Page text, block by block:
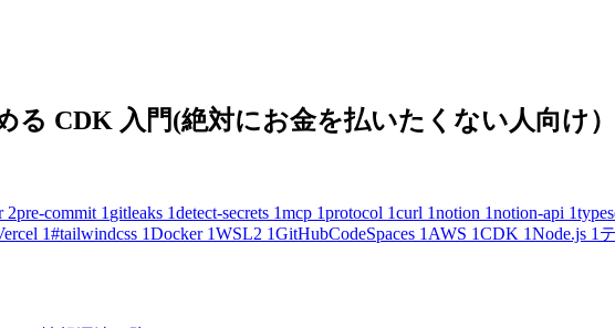
る CDK 入門(絶対にお金を払いたくない人向け）
2pre-commit 1 gitleaks 1detect-secrets 1mcp 1protocol 1curl 1notion 1notion-api 1
1#tailwindcss 1Docker 1WSL2 1GitHubCodeSpaces 1 AWS 1CDK 1Node.js 1